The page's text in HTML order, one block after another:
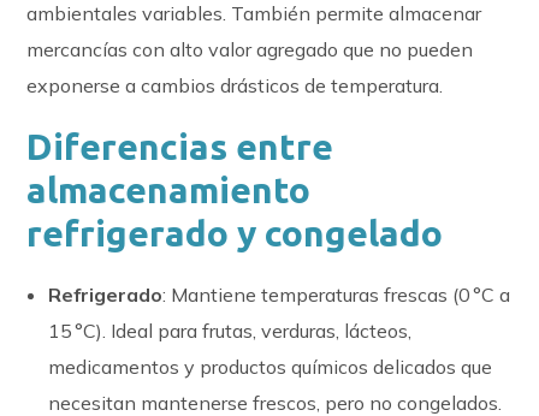
ambientales variables. También permite almacenar
mercancías con alto valor agregado que no pueden
exponerse a cambios drásticos de temperatura.
Diferencias entre
almacenamiento
refrigerado y congelado
Refrigerado: Mantiene temperaturas frescas (0 °C a
15 °C). Ideal para frutas, verduras, lácteos,
medicamentos y productos químicos delicados que
necesitan mantenerse frescos, pero no congelados.